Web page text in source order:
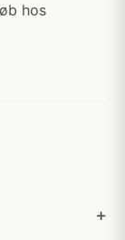
hos